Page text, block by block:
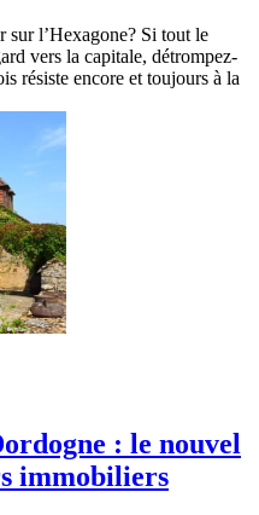
sur l’Hexagone? Si tout le
vers la capitale, détrompez-
résiste encore et toujours à la
: le nouvel
immobiliers